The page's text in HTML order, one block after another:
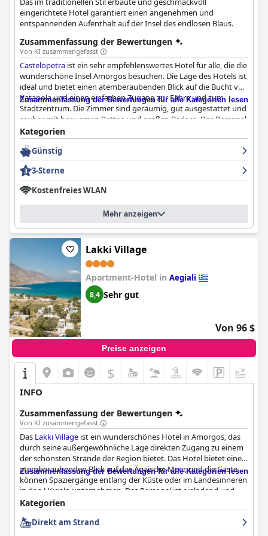
eingerichtete Hotel garantiert einen angenehmen und
entspannenden Aufenthalt auf der Insel des endlosen Blaus.
Zusammenfassung der Bewertungen
Von KI zusammengefasst
Castelopetra ist ein sehr empfehlenswertes Hotel für alle, die die
wunderschöne Insel Amorgos besuchen. Die Lage des Hotels ist
ideal und bietet einen atemberaubenden Blick auf die Bucht von
Katapola und einen einfachen Zugang zur Fähre und zum
Stadtzentrum. Die Zimmer sind geräumig, gut ausgestattet und
sauber, mit bequemen Betten und großen Bädern. Das Personal,
einschließlich des Besitzers Andreas und des Managers Spyros,
wird für seine Gastfreundschaft, Freundlichkeit und
Hilfsbereitschaft hoch gelobt. Die allgemeine Sauberkeit des
Hotels und die atemberaubende Aussicht tragen nur noch mehr
zur Attraktivität dieses ohnehin schon tadellosen Hotels bei.
Alles in allem garantiert das
und angenehmen Aufenthalt auf Amorgos.
Zusammenfassung der Bewertungen für alle Kategorien lesen
Kategorien
Günstig
3-Sterne
Kostenfreies WLAN
Mehr anzeigen
Lakki Village
Apartment-Hotel in Aegiali
8,4 Sehr gut
Von 96 $
Preise anzeigen
$
INFO
Zusammenfassung der Bewertungen
Von KI zusammengefasst
Das Lakki Village ist ein wunderschönes Hotel in Amorgos, das
durch seine außergewöhnliche Lage direkten Zugang zu einem
der schönsten Strände der Region bietet. Das Hotel bietet einen
atemberaubenden Blick auf das Ägäische Meer, und die Gäste
können Spaziergänge entlang der Küste oder im Landesinneren
in den Hügeln unternehmen. Das Personal ist einladend und
freundlich, und die Atmosphäre ist ruhig und beschaulich. Das
Frühstücksbuffet bietet eine große Auswahl an typisch
griechischen, hausgemachten Produkten und frisch
Zusammenfassung der Bewertungen für alle Kategorien lesen
Kategorien
Direkt am Strand